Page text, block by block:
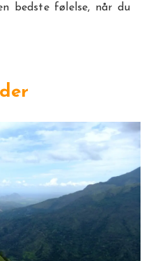
bedste følelse, når du